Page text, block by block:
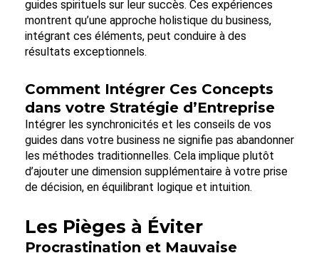
guides spirituels sur leur succès. Ces expériences
montrent qu’une approche holistique du business,
intégrant ces éléments, peut conduire à des
résultats exceptionnels.
Comment Intégrer Ces Concepts
dans votre Stratégie d’Entreprise
Intégrer les synchronicités et les conseils de vos
guides dans votre business ne signifie pas abandonner
les méthodes traditionnelles. Cela implique plutôt
d’ajouter une dimension supplémentaire à votre prise
de décision, en équilibrant logique et intuition.
Les Pièges à Éviter
Procrastination et Mauvaise